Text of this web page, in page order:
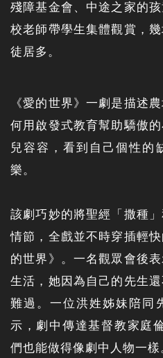
殘障基金會、中途之家的
校老師帶學生集體觀賞，
徒居多。
《愛的世界》一劇是描述
何用啟發式教育幫助驕傲
兒容容，看到自己個性的
樂。
該劇巧妙的將聖經「撒種
情節，全戲並不時穿插輕
的世界》。一名觀眾會後
生活，她因為自己的先生
難過。一位洪姓姊妹陪同
示，劇中傳達基督教家庭
們也能做得像劇中人物一樣